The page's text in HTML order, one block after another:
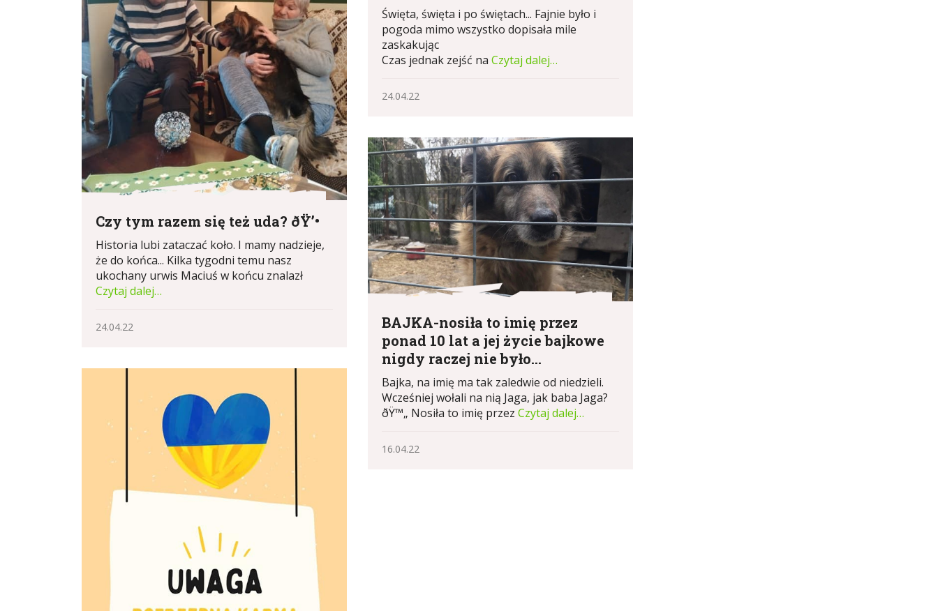
Czy tym razem się też uda? ðŸ’•
Historia lubi zataczać koło. I mamy nadzieje,
że do końca... Kilka tygodni temu nasz
ukochany urwis Maciuś w końcu znalazł
Czytaj dalej…
24.04.22
Święta, święta i po świętach... Fajnie było i
pogoda mimo wszystko dopisała mile
zaskakując
Czas jednak zejść na Czytaj dalej…
24.04.22
BAJKA-nosiła to imię przez
ponad 10 lat a jej życie bajkowe
nigdy raczej nie było...
Bajka, na imię ma tak zaledwie od niedzieli.
Wcześniej wołali na nią Jaga, jak baba Jaga?
ðŸ™„ Nosiła to imię przez Czytaj dalej…
16.04.22